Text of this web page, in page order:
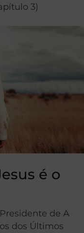
3)
é o
de A
dos Últimos